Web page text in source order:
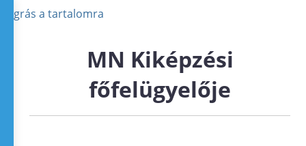
Ugrás a tartalomra
MN Kiképzési
főfelügyelője